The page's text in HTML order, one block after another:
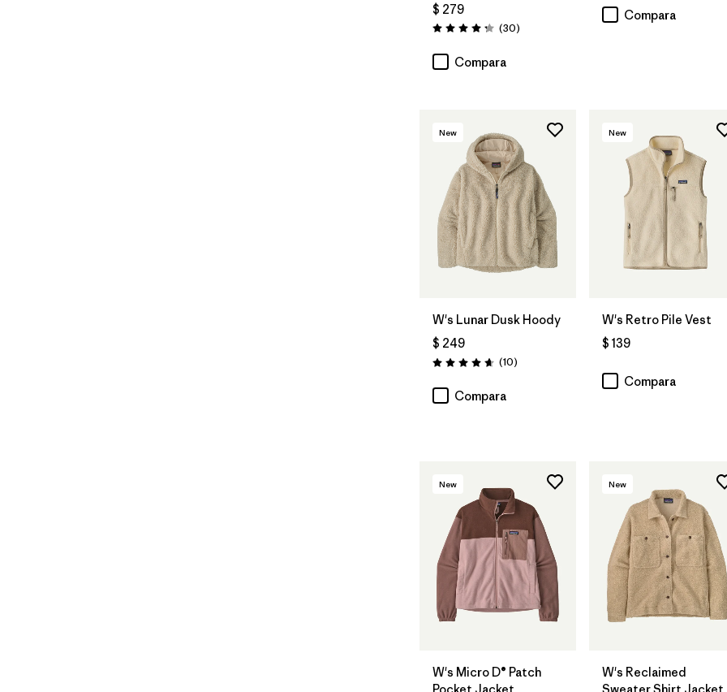
$ 279
Valoración: 4.2 / 5
(30Comentarios
)
Compara
Compara
New
W's Lunar Dusk Hoody
$ 249
Valoración: 4.7 / 5
(10Comentarios
)
Compara
New
W's Retro Pile Vest
$ 139
Compara
New
W's Micro D® Patch
Pocket Jacket
New
W's Reclaimed
Sweater Shirt Jacket